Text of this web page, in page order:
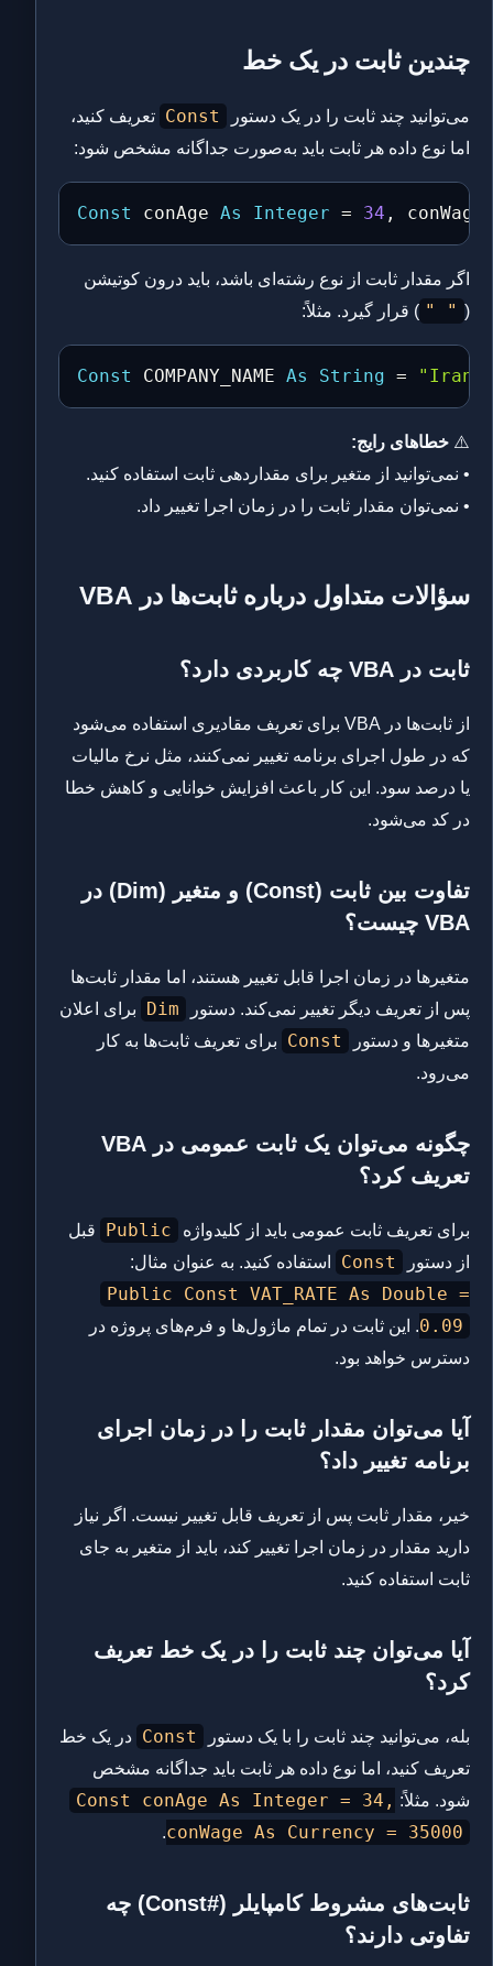
چندین ثابت در یک خط
می‌توانید چند ثابت را در یک دستور Const تعریف کنید،
اما نوع داده هر ثابت باید به‌صورت جداگانه مشخص شود:
Const conAge As Integer = 34 ,
اگر مقدار ثابت از نوع رشته‌ای باشد، باید درون کوتیشن
(
" " ) قرار گیرد. مثلاً:
Const COMPANY_NAME As String =
⚠️ خطاهای رایج:
• نمی‌توانید از متغیر برای مقداردهی ثابت استفاده کنید.
• نمی‌توان مقدار ثابت را در زمان اجرا تغییر داد.
سؤالات متداول درباره ثابت‌ها در VBA
ثابت در VBA چه کاربردی دارد؟
از ثابت‌ها در VBA برای تعریف مقادیری استفاده می‌شود
که در طول اجرای برنامه تغییر نمی‌کنند، مثل نرخ مالیات
یا درصد سود. این کار باعث افزایش خوانایی و کاهش خطا
در کد می‌شود.
تفاوت بین ثابت (Const) و متغیر (Dim) در
VBA چیست؟
متغیرها در زمان اجرا قابل تغییر هستند، اما مقدار ثابت‌ها
پس از تعریف دیگر تغییر نمی‌کند. دستور
Dim
برای اعلان
متغیرها و دستور
Const
برای تعریف ثابت‌ها به کار
می‌رود.
چگونه می‌توان یک ثابت عمومی در VBA
تعریف کرد؟
برای تعریف ثابت عمومی باید از کلیدواژه Public
قبل
از دستور
Const استفاده کنید. به عنوان مثال:
Public Const VAT_RATE As Double =
0.09. این ثابت در تمام ماژول‌ها و فرم‌های پروژه در
دسترس خواهد بود.
آیا می‌توان مقدار ثابت را در زمان اجرای
برنامه تغییر داد؟
خیر، مقدار ثابت پس از تعریف قابل تغییر نیست. اگر نیاز
دارید مقدار در زمان اجرا تغییر کند، باید از متغیر به جای
ثابت استفاده کنید.
آیا می‌توان چند ثابت را در یک خط تعریف
کرد؟
بله، می‌توانید چند ثابت را با یک دستور Const در یک خط
تعریف کنید، اما نوع داده هر ثابت باید جداگانه مشخص
شود. مثلاً: Const conAge As Integer = 34,
conWage As Currency = 35000
.
ثابت‌های مشروط کامپایلر (#Const) چه
تفاوتی دارند؟